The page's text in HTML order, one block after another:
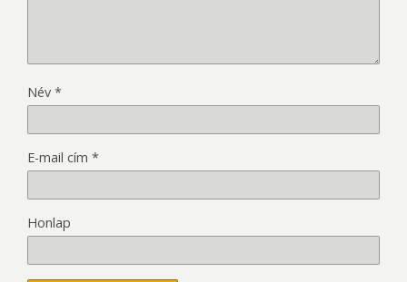
Név *
E-mail cím *
Honlap